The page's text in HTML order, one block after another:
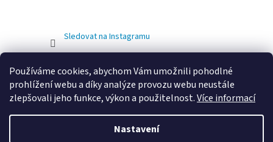
Používáme cookies, abychom Vám umožnili pohodlné
prohlížení webu a díky analýze provozu webu neustále
zlepšovali jeho funkce, výkon a použitelnost.Více informací
Nastavení
Sledovat na Instagramu
Vytvořil Shoptet